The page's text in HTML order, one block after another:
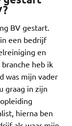
BV gestart.
een bedrijf
en
heb ik
was mijn vader
graag in zijn
hierna ben